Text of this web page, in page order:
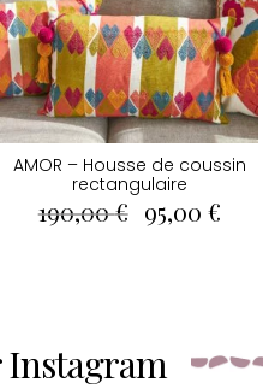
AMOR – Housse de coussin
rectangulaire
190,00€ Le
prix
95,00 €Le
Instagram